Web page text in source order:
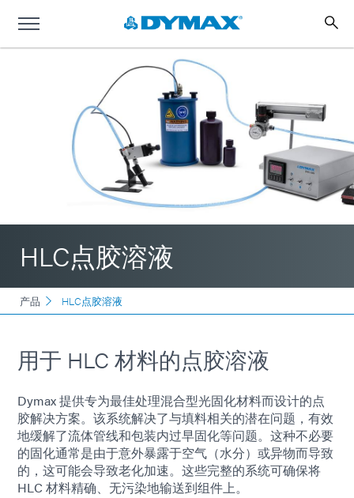
HLC点胶溶液
产品 HLC点胶溶液
用于 HLC 材料的点胶溶液
Dymax 提供专为最佳处理混合型光固化材料而设计的点
胶解决方案。该系统解决了与填料相关的潜在问题，有效
地缓解了流体管线和包装内过早固化等问题。这种不必要
的固化通常是由于意外暴露于空气（水分）或异物而导致
的，这可能会导致老化加速。这些完整的系统可确保将
HLC 材料精确、无污染地输送到组件上。